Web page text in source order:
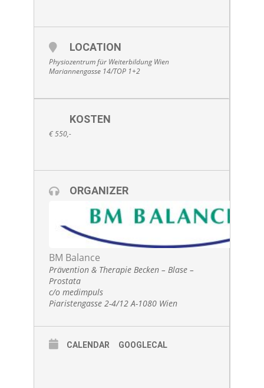
LOCATION
Physiozentrum für Weiterbildung Wien
Mariannengasse 14/TOP 1+2
KOSTEN
€ 550,-
ORGANIZER
BM Balance
Prävention & Therapie Becken – Blase –
Prostata
c/o medimpuls
Piaristengasse 2-4/12 A-1080 Wien
CALENDAR GOOGLECAL